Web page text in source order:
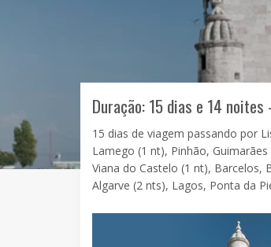
Duração: 15 dias e 14
15 dias de viagem passando por
Lamego (1 nt), Pinhão,
Viana do Castelo (1 nt), Barcelos,
Algarve (2 nts), Lagos, Ponta da